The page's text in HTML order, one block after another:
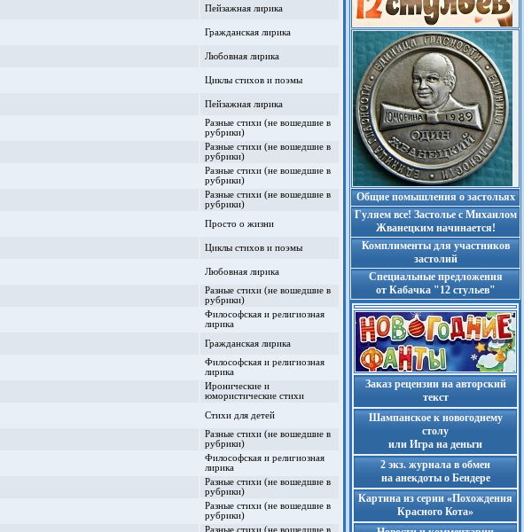
Пейзажная лирика
Гражданская лирика
Любовная лирика
Циклы стихов и поэмы
Пейзажная лирика
Разные стихи (не вошедшие в
рубрики)
Разные стихи (не вошедшие в
рубрики)
Разные стихи (не вошедшие в
рубрики)
Разные стихи (не вошедшие в
рубрики)
Просто о жизни
Циклы стихов и поэмы
Любовная лирика
Разные стихи (не вошедшие в
рубрики)
Философская и религиозная
лирика
Гражданская лирика
Философская и религиозная
лирика
Иронические и
юмористические стихи
Стихи для детей
Разные стихи (не вошедшие в
рубрики)
Философская и религиозная
лирика
Разные стихи (не вошедшие в
рубрики)
Разные стихи (не вошедшие в
рубрики)
Разные стихи (не вошедшие в
Общие помышления о застольях
Гуляем все! Застолье с Михаилом
Жванецким начинается!
Комплименты для участников
застолий
Cпециальные предложения
от Кабачка "12 стульев"
Заказ рецензии на авторский
текст
Шампанское к новогоднему
столу
или Игра на деньги
2 экз. журнала в обмен
на анекдоты о Бендере
Картина из серии «Похождения
Красного Кота»